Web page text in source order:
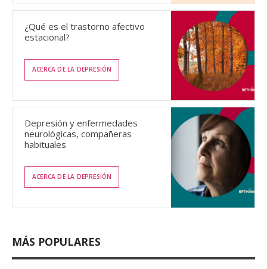
¿Qué es el trastorno afectivo
estacional?
ACERCA DE LA DEPRESIÓN
Depresión y enfermedades
neurológicas, compañeras
habituales
ACERCA DE LA DEPRESIÓN
MÁS POPULARES